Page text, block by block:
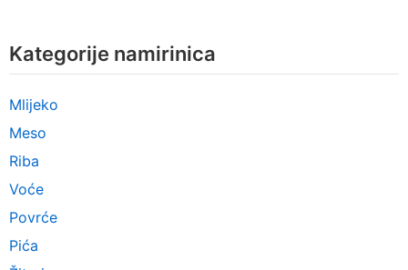
Kategorije namirinica
Mlijeko
Meso
Riba
Voće
Povrće
Pića